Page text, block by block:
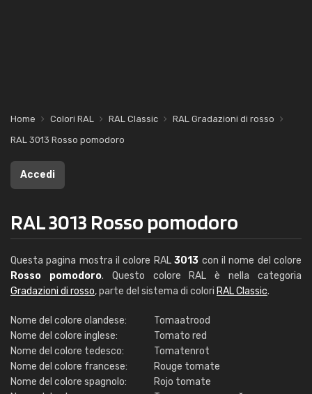
Home Colori RAL RAL Classic
RAL Gradazioni di rosso
RAL 3013 Rosso pomodoro
Accedi
RAL 3013 Rosso pomodoro
Questa pagina mostra il colore RAL3013 con il nome del colore
Rosso pomodoro. Questo colore RAL è nella categoria
Gradazioni di rosso, parte del sistema di colori RAL Classic.
Nome del colore olandese:
Tomaatrood
Nome del colore inglese:
Tomato red
Nome del colore tedesco:
Tomatenrot
Nome del colore francese:
Rouge tomate
Nome del colore spagnolo:
Rojo tomate